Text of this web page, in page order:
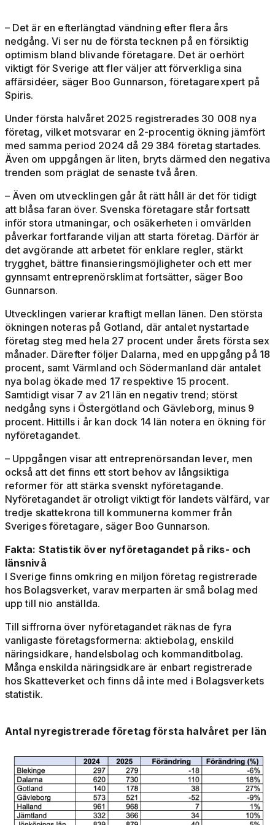
– Det är en efterlängtad vändning efter flera års
nedgång. Vi ser nu de första tecknen på en försiktig
optimism bland blivande företagare. Det är oerhört
viktigt för Sverige att fler väljer att förverkliga sina
affärsidéer, säger Boo Gunnarson, företagarexpert på
Spiris.
Under första halvåret 2025 registrerades 30 008 nya
företag, vilket motsvarar en 2-procentig ökning jämfört
med samma period 2024 då 29 384 företag startades.
Även om uppgången är liten, bryts därmed den negativa
trenden som präglat de senaste två åren.
– Även om utvecklingen går åt rätt håll är det för tidigt
att blåsa faran över. Svenska företagare står fortsatt
inför stora utmaningar, och osäkerheten i omvärlden
påverkar fortfarande viljan att starta företag. Därför är
det avgörande att arbetet för enklare regler, stärkt
trygghet, bättre finansieringsmöjligheter och ett mer
gynnsamt entreprenörsklimat fortsätter, säger Boo
Gunnarson.
Utvecklingen varierar kraftigt mellan länen. Den största
ökningen noteras på Gotland, där antalet nystartade
företag steg med hela 27 procent under årets första sex
månader. Därefter följer Dalarna, med en uppgång på 18
procent, samt Värmland och Södermanland där antalet
nya bolag ökade med 17 respektive 15 procent.
Samtidigt visar 7 av 21 län en negativ trend; störst
nedgång syns i Östergötland och Gävleborg, minus 9
procent. Hittills i år kan dock 14 län notera en ökning för
nyföretagandet.
– Uppgången visar att entreprenörsandan lever, men
också att det finns ett stort behov av långsiktiga
reformer för att stärka svenskt nyföretagande.
Nyföretagandet är otroligt viktigt för landets välfärd, var
tredje skattekrona till kommunerna kommer från
Sveriges företagare, säger Boo Gunnarson.
Fakta: Statistik över nyföretagandet på riks- och
länsnivå
I Sverige finns omkring en miljon företag registrerade
hos Bolagsverket, varav merparten är små bolag med
upp till nio anställda.
Till siffrorna över nyföretagandet räknas de fyra
vanligaste företagsformerna: aktiebolag, enskild
näringsidkare, handelsbolag och kommanditbolag.
Många enskilda näringsidkare är enbart registrerade
hos Skatteverket och finns då inte med i Bolagsverkets
statistik.
Antal nyregistrerade företag första halvåret per län